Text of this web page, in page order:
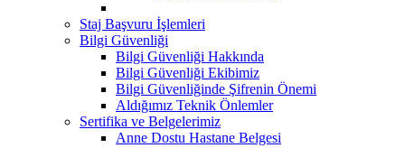
Staj Başvuru İşlemleri
Bilgi Güvenliği
Bilgi Güvenliği Hakkında
Bilgi Güvenliği Ekibimiz
Bilgi Güvenliğinde Şifrenin Önemi
Aldığımız Teknik Önlemler
Sertifika ve Belgelerimiz
Anne Dostu Hastane Belgesi